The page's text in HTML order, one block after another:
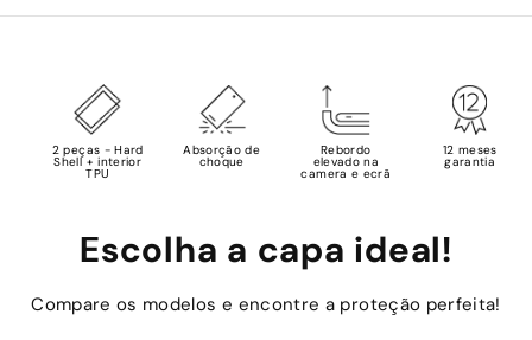
2 peças - Hard
Shell + interior
TPU
Absorção de
choque
Rebordo
elevado na
camera e ecrã
12 meses
garantia
Escolha a capa ideal!
Compare os modelos e encontre a proteção perfeita!